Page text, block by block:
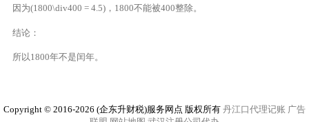
因为(1800\div400 = 4.5)，1800不能被400整除。
结论：
所以1800年不是闰年。
Copyright © 2016-2026 (企东升财税)服务网点 版权所有 丹江口代理记账 广告